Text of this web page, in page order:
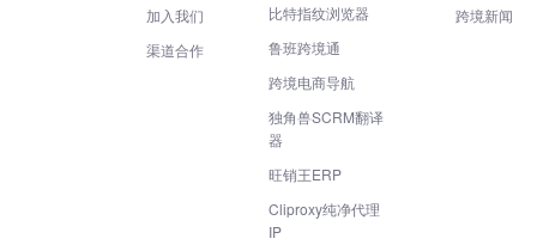
加入我们
渠道合作
比特指纹浏览器
鲁班跨境通
跨境电商导航
独角兽SCRM翻译
器
旺销王ERP
Cliproxy纯净代理
IP
跨境新闻